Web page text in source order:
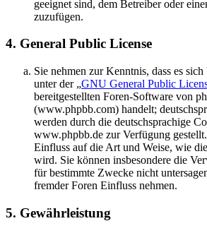
geeignet sind, dem Betreiber oder
zuzufügen.
4. General Public License
Sie nehmen zur Kenntnis, dass es
unter der „GNU General Public
bereitgestellten Foren-Software von
(www.phpbb.com) handelt;
werden durch die deutschsprachige
www.phpbb.de zur Verfügung
Einfluss auf die Art und Weise, wie
wird. Sie können insbesondere die
für bestimmte Zwecke nicht
fremder Foren Einfluss nehmen.
5. Gewährleistung